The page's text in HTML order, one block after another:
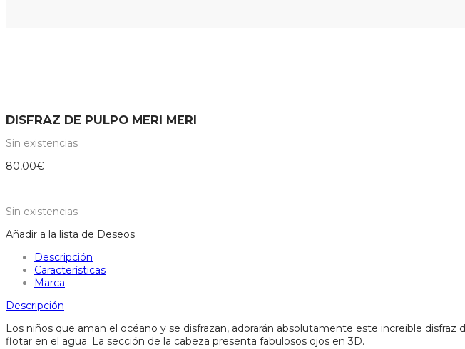
DISFRAZ DE PULPO MERI MERI
Sin existencias
80,00€
Sin existencias
Añadir a la lista de Deseos
Descripción
Características
Marca
Descripción
Los niños que aman el océano y se disfrazan, adorarán absolutamente este increíble
flotar en el agua. La sección de la cabeza presenta fabulosos ojos en 3D.